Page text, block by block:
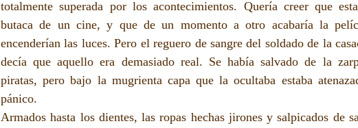
totalmente superada por los acontecimientos. Quería creer que
butaca de un cine, y que de un momento a otro acabaría la
encenderían las luces. Pero el reguero de sangre del soldado de la
decía que aquello era demasiado real. Se había salvado de la
piratas, pero bajo la mugrienta capa que la ocultaba estaba
pánico.
Armados hasta los dientes, las ropas hechas jirones y salpicados de